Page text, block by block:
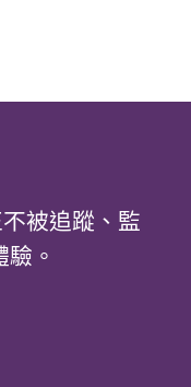
被追蹤、監
。